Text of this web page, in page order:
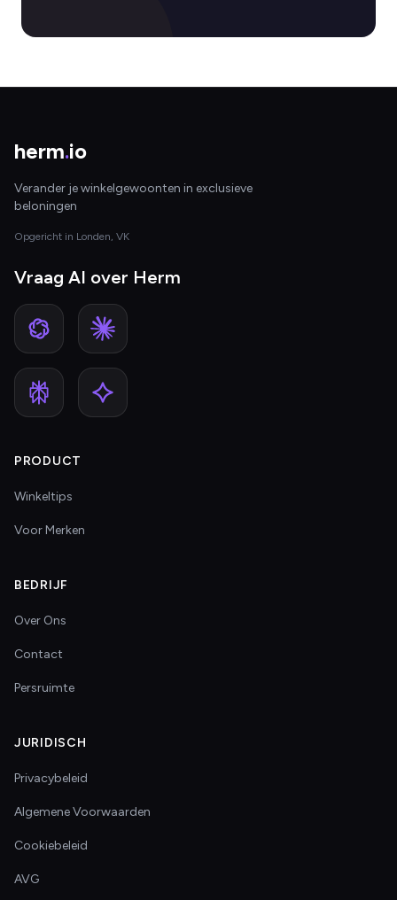
herm.io
Verander je winkelgewoonten in exclusieve
beloningen
Opgericht in Londen, VK
Vraag AI over Herm
PRODUCT
Winkeltips
Voor Merken
BEDRIJF
Over Ons
Contact
Persruimte
JURIDISCH
Privacybeleid
Algemene Voorwaarden
Cookiebeleid
AVG